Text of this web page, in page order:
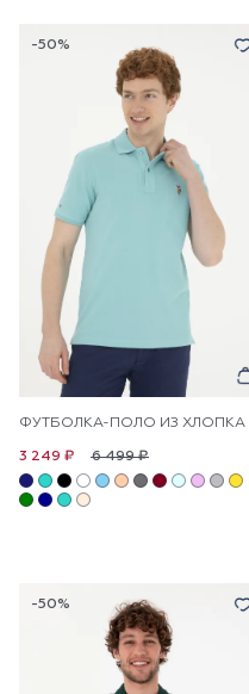
-50%
ФУТБОЛКА-ПОЛО ИЗ ХЛОПКА
6 499 ₽
3 249 ₽
-50%